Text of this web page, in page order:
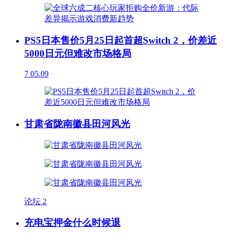
PS5日本售价5月25日起首超Switch 2，价差近
5000日元但难改市场格局
7 05.09
甘肃省陇南徽县田河风光
论坛 2
充电宝押金什么时候退